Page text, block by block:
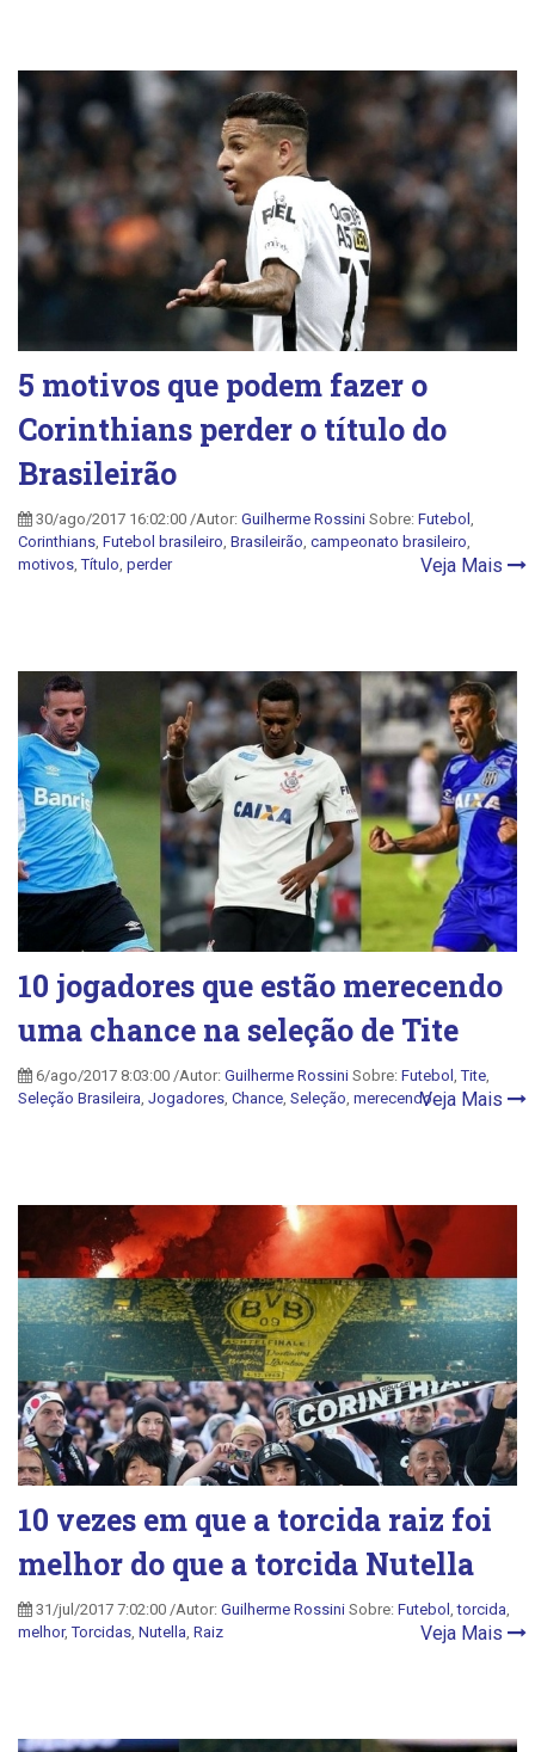
5 motivos que podem fazer o
Corinthians perder o título do
Brasileirão
30/ago/2017 16:02:00 /Autor: Guilherme Rossini Sobre: Futebol ,
Corinthians, Futebol brasileiro, Brasileirão, campeonato brasileiro,
motivos,Título, perder Veja Mais
10 jogadores que estão merecendo
uma chance na seleção de Tite
6/ago/2017 8:03:00 /Autor: Guilherme Rossini Sobre: Futebol ,Tite,
Seleção Brasileira, Jogadores, Chance, Seleção, merecendoVeja Mais
10 vezes em que a torcida raiz foi
melhor do que a torcida Nutella
31/jul/2017 7:02:00 /Autor: Guilherme Rossini Sobre: Futebol ,torcida,
melhor,Torcidas, Nutella, Raiz Veja Mais